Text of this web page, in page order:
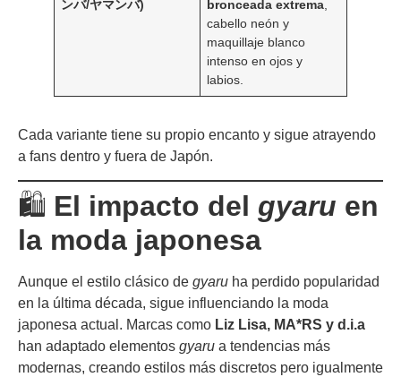
ンバ/ヤマンバ)
bronceada extrema
cabello neón y
maquillaje blanco
intenso en ojos y
labios.
Cada variante tiene su propio encanto y sigue atrayendo
a fans dentro y fuera de Japón.
🛍️ El impacto del gyaru en
la moda japonesa
Aunque el estilo clásico de gyaru ha perdido popularidad
en la última década, sigue influenciando la moda
japonesa actual. Marcas como Liz Lisa, MA*RS y d.i.a
han adaptado elementos gyaru a tendencias más
modernas, creando estilos más discretos pero igualmente